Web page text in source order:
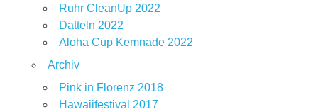
Ruhr CleanUp 2022
Datteln 2022
Aloha Cup Kemnade 2022
Archiv
Pink in Florenz 2018
Hawaiifestival 2017